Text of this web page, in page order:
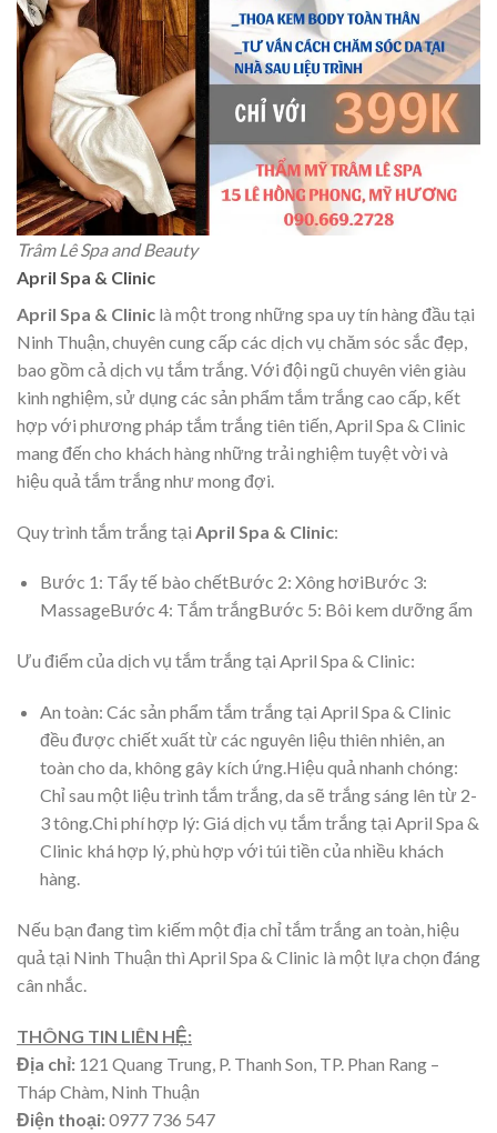
Trâm Lê Spa and Beauty
April Spa & Clinic
April Spa & Clinic là một trong những spa uy tín hàng đầu tại
Ninh Thuận, chuyên cung cấp các dịch vụ chăm sóc sắc đẹp,
bao gồm cả dịch vụ tắm trắng. Với đội ngũ chuyên viên giàu
kinh nghiệm, sử dụng các sản phẩm tắm trắng cao cấp, kết
hợp với phương pháp tắm trắng tiên tiến, April Spa & Clinic
mang đến cho khách hàng những trải nghiệm tuyệt vời và
hiệu quả tắm trắng như mong đợi.
Quy trình tắm trắng tại April Spa & Clinic:
Bước 1: Tẩy tế bào chếtBước 2: Xông hơiBước 3:
MassageBước 4: Tắm trắngBước 5: Bôi kem dưỡng ẩm
Ưu điểm của dịch vụ tắm trắng tại April Spa & Clinic:
An toàn: Các sản phẩm tắm trắng tại April Spa & Clinic
đều được chiết xuất từ các nguyên liệu thiên nhiên, an
toàn cho da, không gây kích ứng.Hiệu quả nhanh chóng:
Chỉ sau một liệu trình tắm trắng, da sẽ trắng sáng lên từ 2-
3 tông.Chi phí hợp lý: Giá dịch vụ tắm trắng tại April Spa &
Clinic khá hợp lý, phù hợp với túi tiền của nhiều khách
hàng.
Nếu bạn đang tìm kiếm một địa chỉ tắm trắng an toàn, hiệu
quả tại Ninh Thuận thì April Spa & Clinic là một lựa chọn đáng
cân nhắc.
THÔNG TIN LIÊN HỆ:
Địa chỉ: 121 Quang Trung, P. Thanh Son, TP. Phan Rang –
Tháp Chàm, Ninh Thuận
Điện thoại:0977 736 547